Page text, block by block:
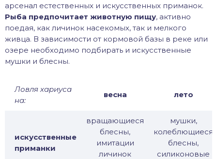
арсенал естественных и искусственных приманок.
Рыба предпочитает животную пищу, активно
поедая, как личинок насекомых, так и мелкого
живца. В зависимости от кормовой базы в реке или
озере необходимо подбирать и искусственные
мушки и блесны.
Ловля хариуса
на:
весна лето
искусственные
приманки
вращающиеся
блесны,
имитации
личинок
мушки,
колеблющиеся
блесны,
силиконовые